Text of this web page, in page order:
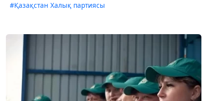
#Қазақстан Халық партиясы